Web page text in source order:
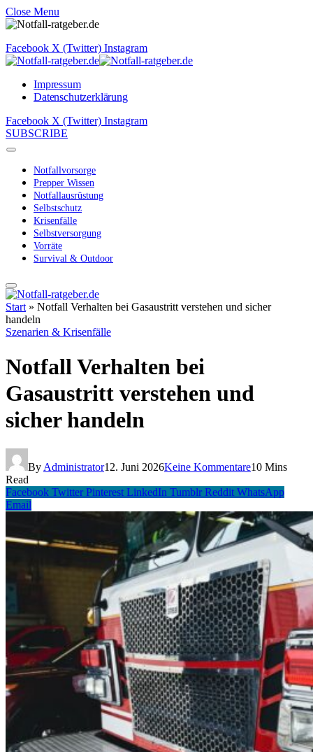
Close Menu
Facebook X (Twitter) Instagram
Impressum
Datenschutzerklärung
Facebook X (Twitter) Instagram
SUBSCRIBE
Notfallvorsorge
Prepper Wissen
Notfallausrüstung
Selbstschutz
Krisenfälle
Selbstversorgung
Vorräte
Survival & Outdoor
Start » Notfall Verhalten bei Gasaustritt verstehen und sicher
handeln
Szenarien & Krisenfälle
Notfall Verhalten bei
Gasaustritt verstehen und
sicher handeln
By Administrator12. Juni 2026Keine Kommentare10 Mins
Read
Facebook Twitter Pinterest LinkedIn Tumblr Reddit WhatsApp
Email